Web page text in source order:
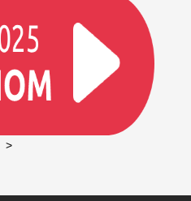
>